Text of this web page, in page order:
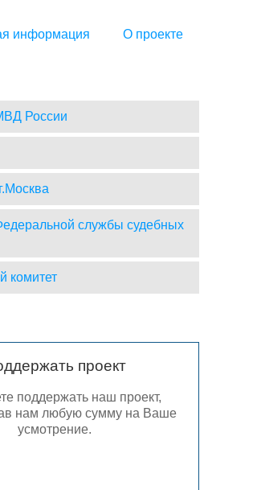
информация О проекте
России
службы судебных
комитет
проект
поддержать наш проект,
нам любую сумму на Ваше
усмотрение.